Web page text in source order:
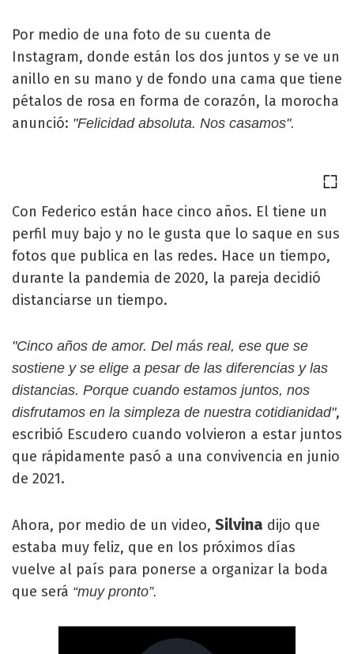
Por medio de una foto de su cuenta de
Instagram, donde están los dos juntos y se ve un
anillo en su mano y de fondo una cama que tiene
pétalos de rosa en forma de corazón, la morocha
anunció: "Felicidad absoluta. Nos casamos".
Con Federico están hace cinco años. El tiene un
perfil muy bajo y no le gusta que lo saque en sus
fotos que publica en las redes. Hace un tiempo,
durante la pandemia de 2020, la pareja decidió
distanciarse un tiempo.
"Cinco años de amor. Del más real, ese que se
sostiene y se elige a pesar de las diferencias y las
distancias. Porque cuando estamos juntos, nos
disfrutamos en la simpleza de nuestra cotidianidad",
escribió Escudero cuando volvieron a estar juntos
que rápidamente pasó a una convivencia en junio
de 2021.
Ahora, por medio de un video, Silvina dijo que
estaba muy feliz, que en los próximos días
vuelve al país para ponerse a organizar la boda
que será “muy pronto”.